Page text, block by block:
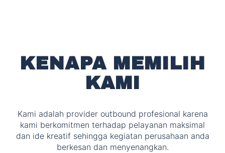
KENAPA MEMILIH
KAMI
Kami adalah provider outbound profesional karena
kami berkomitmen terhadap pelayanan maksimal
dan ide kreatif sehingga kegiatan perusahaan anda
berkesan dan menyenangkan.